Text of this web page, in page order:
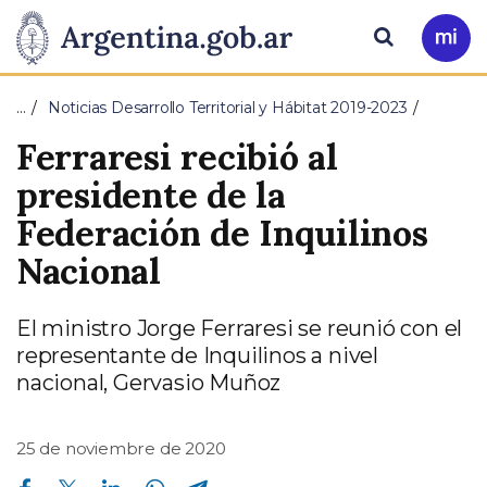
Presidencia
de
la
Nación
Pasar al contenido principal
Ir
a
Buscar
… Noticias Desarrollo Territorial y Hábitat 2019-2023
Ferraresi recibió al
presidente de la
Federación de Inquilinos
Nacional
El ministro Jorge Ferraresi se reunió con el
representante de Inquilinos a nivel
nacional, Gervasio Muñoz
25 de noviembre de 2020
Compartir en Facebook Compartir en Twitter Compartir en Linkedin Compartir en Whatsapp